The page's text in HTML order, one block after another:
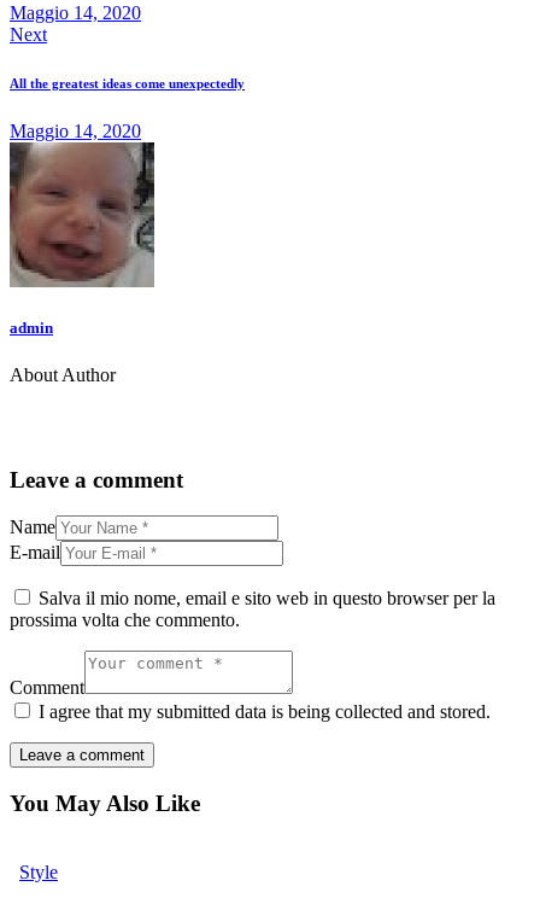
Maggio 14, 2020
Next
All the greatest ideas come unexpectedly
Maggio 14, 2020
admin
About Author
Leave a comment
Name
E-mail
Salva il mio nome, email e sito web in questo browser per la
prossima volta che commento.
Comment
I agree that my submitted data is being collected and stored.
You May Also Like
Style